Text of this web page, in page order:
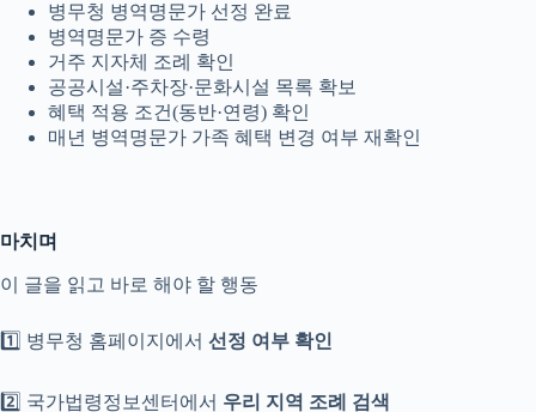
병무청 병역명문가 선정 완료
병역명문가 증 수령
거주 지자체 조례 확인
공공시설·주차장·문화시설 목록 확보
혜택 적용 조건(동반·연령) 확인
매년 병역명문가 가족 혜택 변경 여부 재확인
마치며
이 글을 읽고 바로 해야 할 행동
1️⃣ 병무청 홈페이지에서 선정 여부 확인
2️⃣ 국가법령정보센터에서 우리 지역 조례 검색